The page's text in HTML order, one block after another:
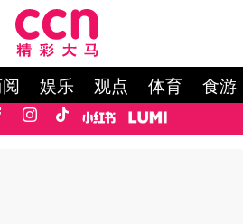
娱乐 观点 体育 食游